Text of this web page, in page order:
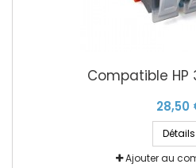
Compatible HP
28,50
Détails
Ajouter au